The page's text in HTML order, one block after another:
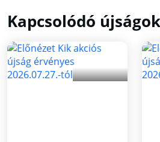
Kapcsolódó